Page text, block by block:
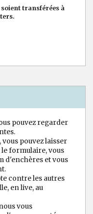
transférées à
pouvez regarder
vous pouvez laisser
formulaire, vous
d'enchères et vous
contre les autres
en live, au
vous